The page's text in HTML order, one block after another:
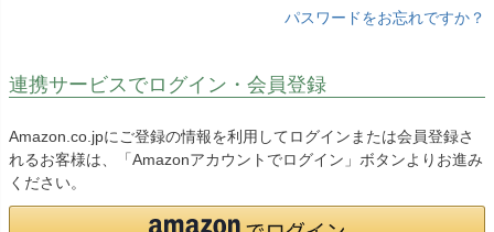
パスワードをお忘れですか？
連携サービスでログイン・会員登録
Amazon.co.jpにご登録の情報を利用してログインまたは会員登録さ
れるお客様は、「Amazonアカウントでログイン」ボタンよりお進み
ください。